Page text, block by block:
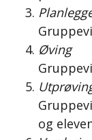
Øving
og